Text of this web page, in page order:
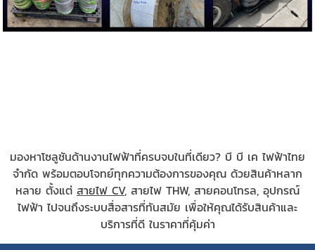
มองหาโซลูชันด้านงานไฟฟ้าที่ครบจบในที่เดียว? บี บี เค ไฟฟ้าไทย
จำกัด พร้อมตอบโจทย์ทุกความต้องการของคุณ ด้วยสินค้าหลาก
หลาย ตั้งแต่ สายไฟ CV, สายไฟ THW, สายคอนโทรล, อุปกรณ์
ไฟฟ้า ไปจนถึงระบบสื่อสารที่ทันสมัย เพื่อให้คุณได้รับสินค้าและ
บริการที่ดี ในราคาที่คุ้มค่า